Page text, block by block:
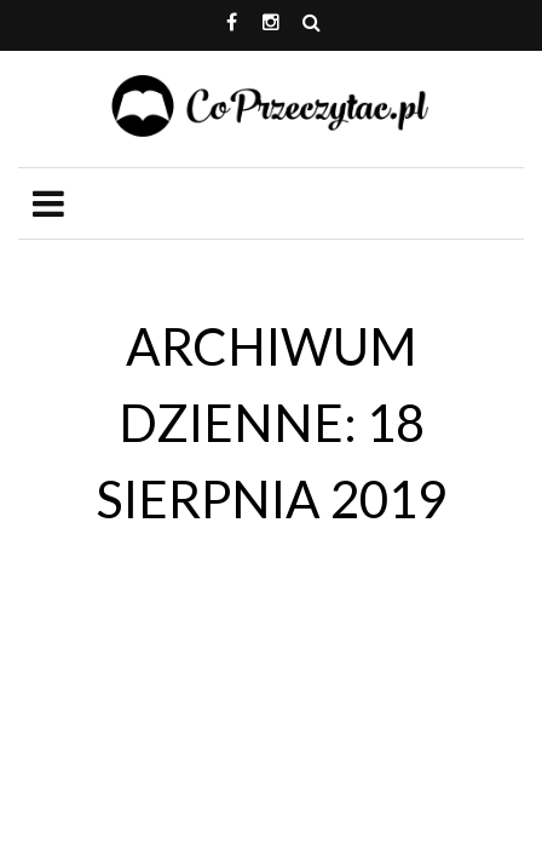
ARCHIWUM
DZIENNE: 18
SIERPNIA 2019